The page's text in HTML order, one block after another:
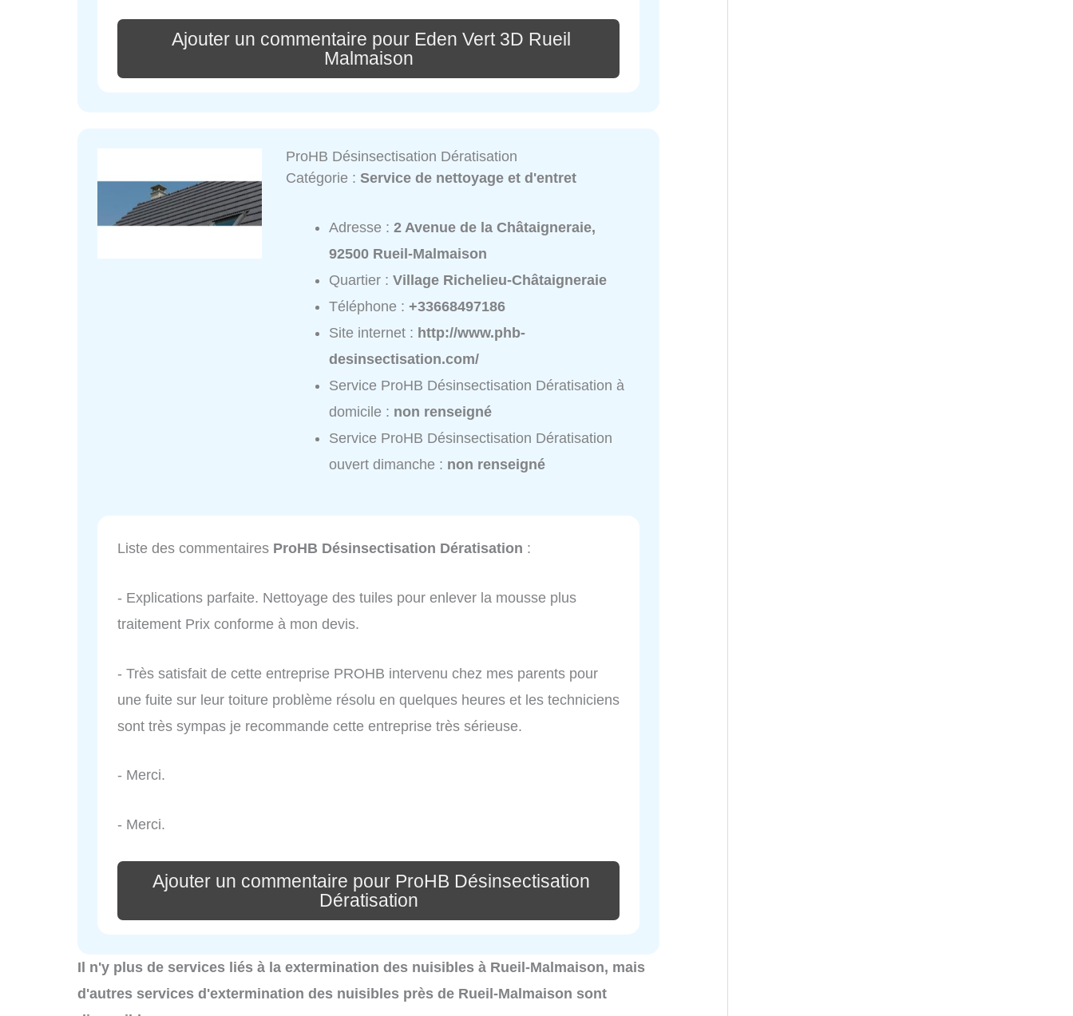
Ajouter un commentaire pour Eden Vert 3D Rueil
Malmaison
ProHB Désinsectisation Dératisation
Catégorie :Service de nettoyage et d'entret
Adresse :2 Avenue de la Châtaigneraie,
92500 Rueil-Malmaison
Quartier :Village Richelieu-Châtaigneraie
Téléphone :+33668497186
Site internet : http://www.phb-
desinsectisation.com/
Service ProHB Désinsectisation Dératisation à
domicile : non renseigné
Service ProHB Désinsectisation Dératisation
ouvert dimanche : non renseigné
Liste des commentaires ProHB Désinsectisation Dératisation :
- Explications parfaite. Nettoyage des tuiles pour enlever la mousse plus
traitement Prix conforme à mon devis.
- Très satisfait de cette entreprise PROHB intervenu chez mes parents pour
une fuite sur leur toiture problème résolu en quelques heures et les techniciens
sont très sympas je recommande cette entreprise très sérieuse.
- Merci.
- Merci.
Ajouter un commentaire pour ProHB Désinsectisation
Dératisation
Il n'y plus de services liés à la extermination des nuisibles à Rueil-Malmaison, mais
d'autres services d'extermination des nuisibles près de Rueil-Malmaison sont